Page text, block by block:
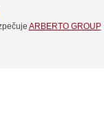
ARBERTO GROUP